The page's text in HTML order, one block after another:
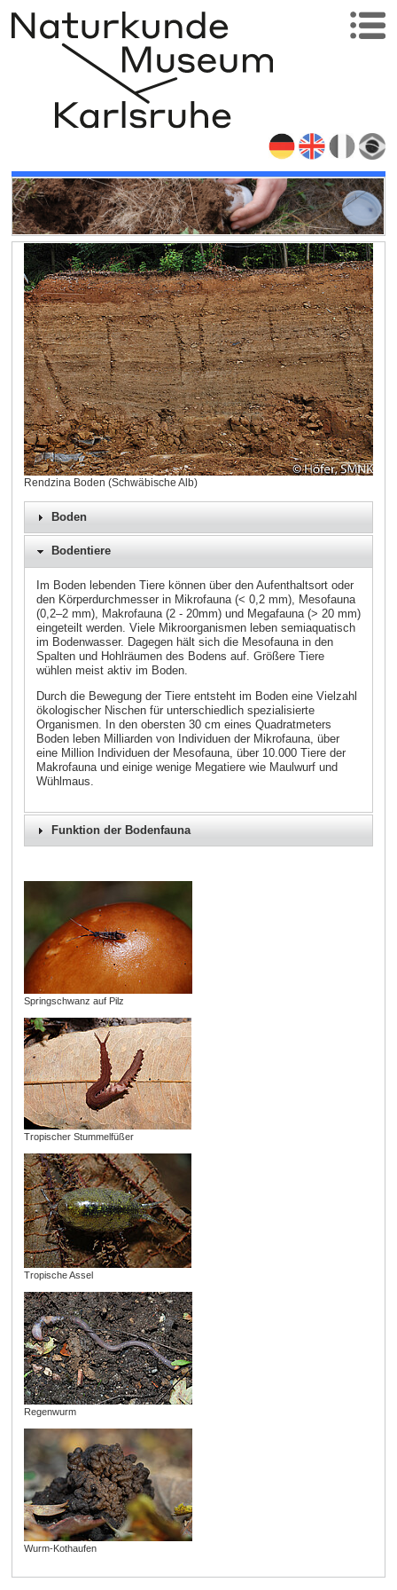
Rendzina Boden (Schwäbische Alb)
Boden
Bodentiere
Im Boden lebenden Tiere können über den Aufenthaltsort oder
den Körperdurchmesser in Mikrofauna (< 0,2 mm), Mesofauna
(0,2–2 mm), Makrofauna (2 - 20mm) und Megafauna (> 20 mm)
eingeteilt werden. Viele Mikroorganismen leben semiaquatisch
im Bodenwasser. Dagegen hält sich die Mesofauna in den
Spalten und Hohlräumen des Bodens auf. Größere Tiere
wühlen meist aktiv im Boden.
Durch die Bewegung der Tiere entsteht im Boden eine Vielzahl
ökologischer Nischen für unterschiedlich spezialisierte
Organismen. In den obersten 30 cm eines Quadratmeters
Boden leben Milliarden von Individuen der Mikrofauna, über
eine Million Individuen der Mesofauna, über 10.000 Tiere der
Makrofauna und einige wenige Megatiere wie Maulwurf und
Wühlmaus.
Funktion der Bodenfauna
Springschwanz auf Pilz
Tropischer Stummelfüßer
Tropische Assel
Regenwurm
Wurm-Kothaufen